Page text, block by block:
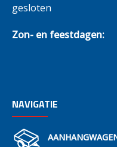
gesloten
Zon- en feestdagen:
NAVIGATIE